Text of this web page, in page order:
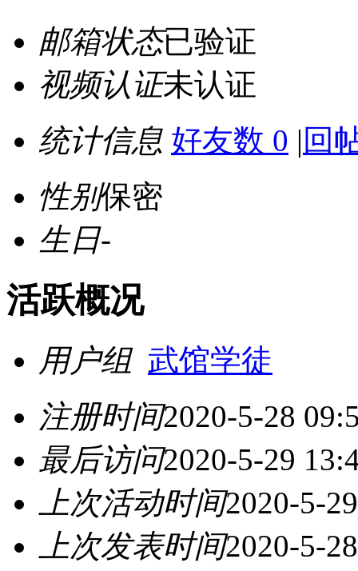
邮箱状态已验证
视频认证未认证
统计信息 好友数 0 | 回
性别保密
生日-
活跃概况
用户组 武馆学徒
注册时间2020-5-28
最后访问2020-5-29
上次活动时间2020-5-
上次发表时间2020-5-